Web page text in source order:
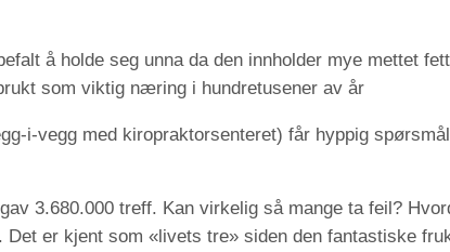
å holde seg unna da den innholder mye mettet
som viktig næring i hundretusener av år
i-vegg med kiropraktorsenteret) får hyppig
3.680.000 treff. Kan virkelig så mange ta feil?
er kjent som «livets tre» siden den fantastiske